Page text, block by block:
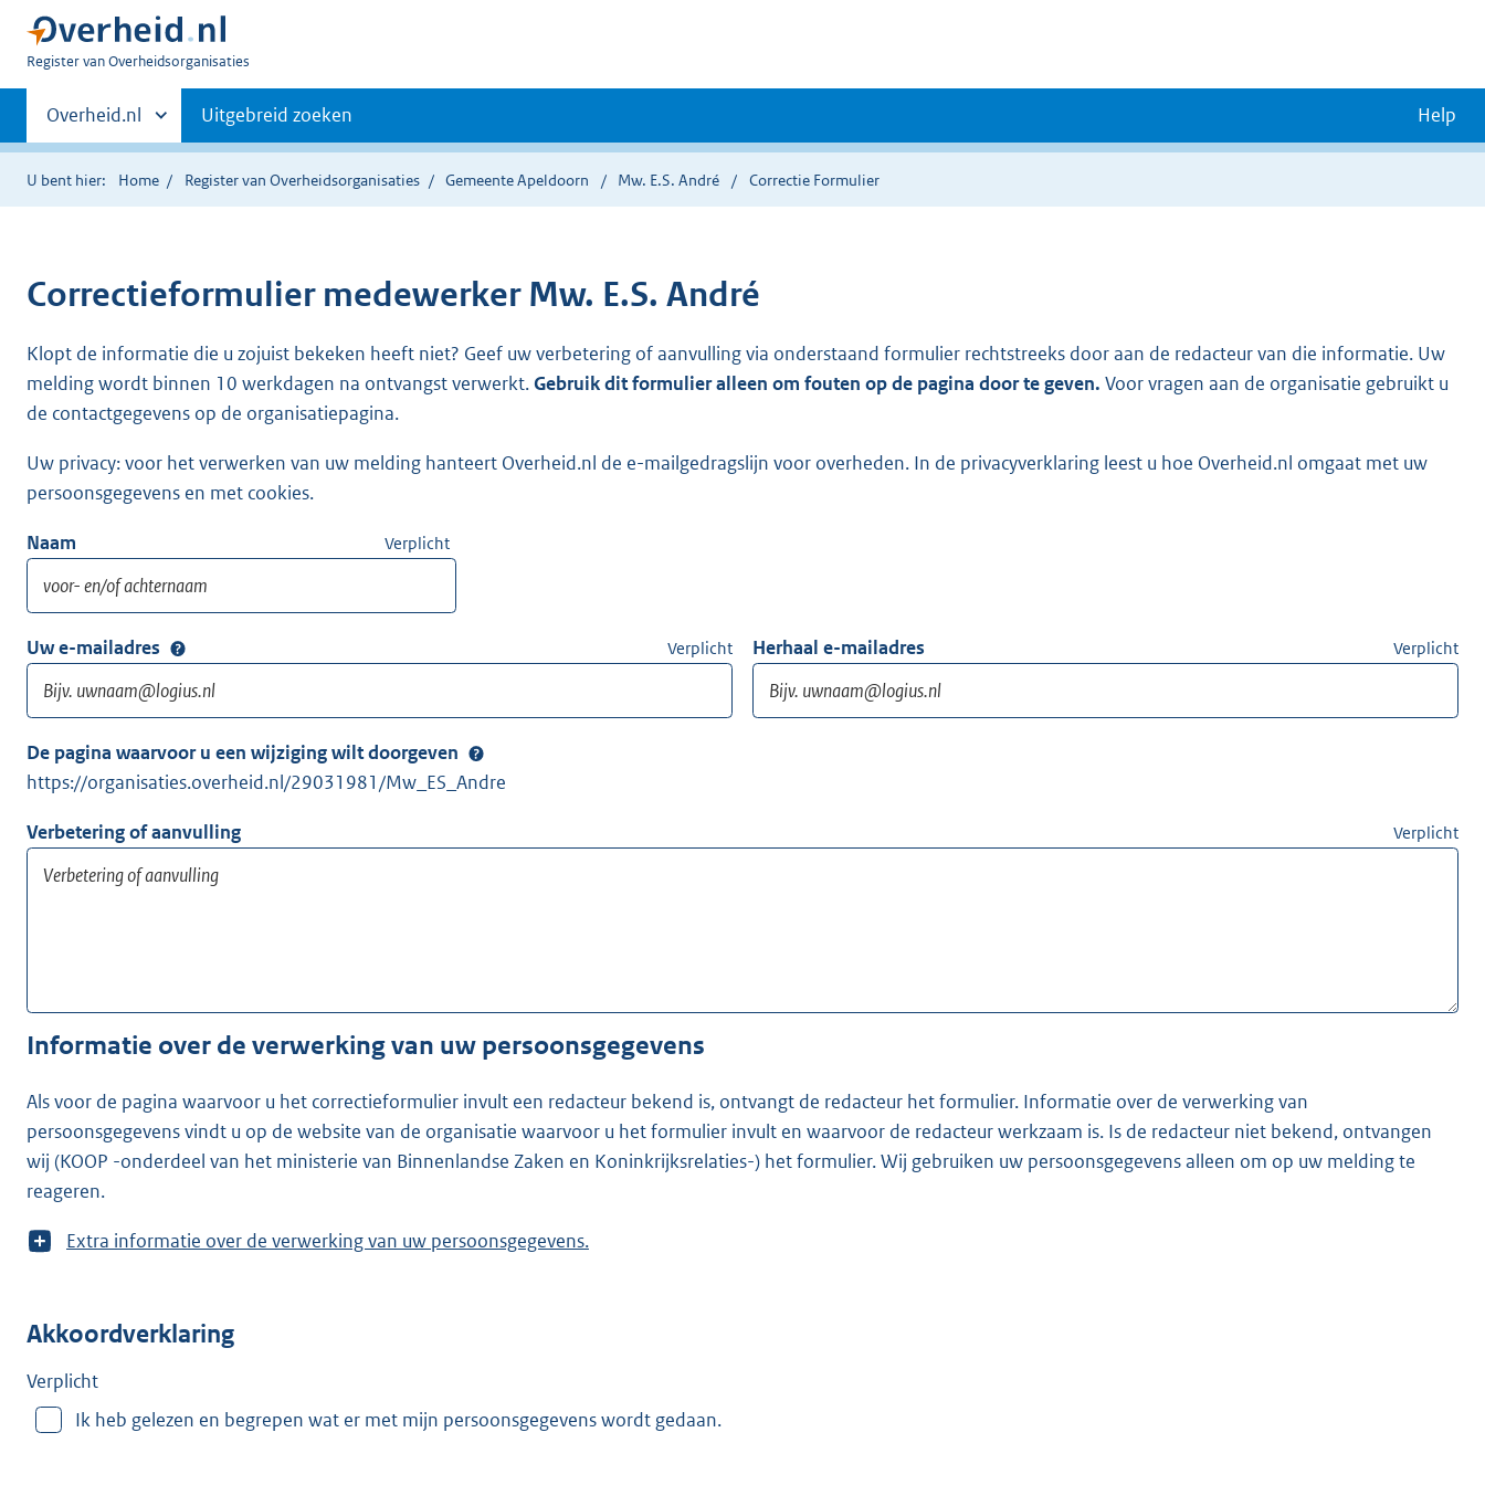
U
Register van Overheidsorganisaties
Primaire
navigatie
Andere
sites
binnen
Overheid.nl Uitgebreid zoeken Help
U bent hier: Home Register van Overheidsorganisaties Gemeente Apeldoorn Mw. E.S. André Correctie Formulier
Correctieformulier medewerker Mw. E.S. André
Klopt de informatie die u zojuist bekeken heeft niet? Geef uw verbetering of aanvulling via onderstaand formulier rechtstreeks door aan de redacteur van die informatie. Uw
melding wordt binnen 10 werkdagen na ontvangst verwerkt.Gebruik dit formulier alleen om fouten op de pagina door te geven. Voor vragen aan de organisatie gebruikt u
de contactgegevens op de organisatiepagina.
Uw privacy: voor het verwerken van uw melding hanteert Overheid.nl de e-mailgedragslijn voor overheden. In de privacyverklaring leest u hoe Overheid.nl omgaat met uw
persoonsgegevens en met cookies.
Naam Verplicht
Uw e-mailadres Verplicht Herhaal e-mailadres Verplicht
De pagina waarvoor u een wijziging wilt doorgeven
https://organisaties.overheid.nl/29031981/Mw_ES_Andre
Verbetering of aanvulling Verplicht
Informatie over de verwerking van uw persoonsgegevens
Als voor de pagina waarvoor u het correctieformulier invult een redacteur bekend is, ontvangt de redacteur het formulier. Informatie over de verwerking van
persoonsgegevens vindt u op de website van de organisatie waarvoor u het formulier invult en waarvoor de redacteur werkzaam is. Is de redacteur niet bekend, ontvangen
wij (KOOP -onderdeel van het ministerie van Binnenlandse Zaken en Koninkrijksrelaties-) het formulier. Wij gebruiken uw persoonsgegevens alleen om op uw melding te
reageren.
T
m
e
Extra informatie over de verwerking van uw persoonsgegevens.
Akkoordverklaring
Verplicht
Ik heb gelezen en begrepen wat er met mijn persoonsgegevens wordt gedaan.